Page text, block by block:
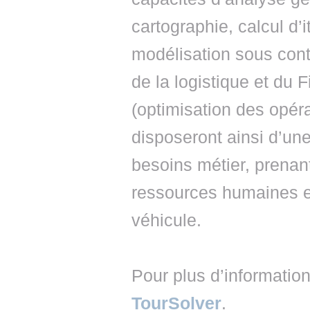
cartographie, calcul
modélisation sous
de la logistique et du
(optimisation des
disposeront ainsi
besoins métier,
ressources humaines
véhicule.
Pour plus
TourSolver.